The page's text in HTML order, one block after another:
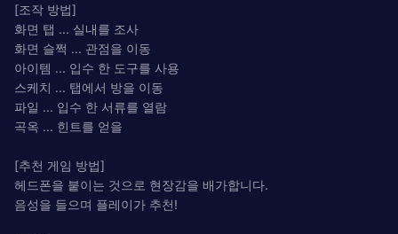
[조작 방법]
화면 탭 ... 실내를 조사
화면 슬쩍 ... 관점을 이동
아이템 ... 입수 한 도구를 사용
스케치 ... 탭에서 방을 이동
파일 ... 입수 한 서류를 열람
곡옥 ... 힌트를 얻을
[추천 게임 방법]
헤드폰을 붙이는 것으로 현장감을 배가합니다.
음성을 들으며 플레이가 추천!